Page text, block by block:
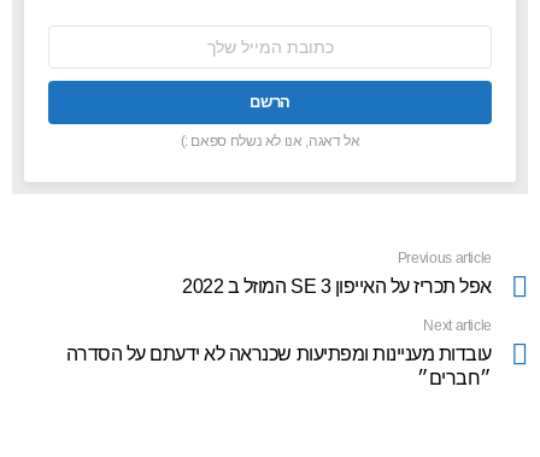
אל דאגה, אנו לא נשלח ספאם :)
more
Previous article
אפל תכריז על האייפון SE 3 המוזל ב 2022
Next article
עובדות מעניינות ומפתיעות שכנראה לא ידעתם על הסדרה
״חברים״